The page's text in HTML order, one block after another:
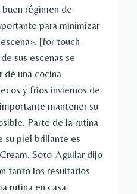
régimen de
para minimizar
[for touch-
sus escenas se
de una cocina
y fríos inviernos de
mantener su
Parte de la rutina
su piel brillante es
Soto-Aguilar dijo
tanto los resultados
rutina en casa.